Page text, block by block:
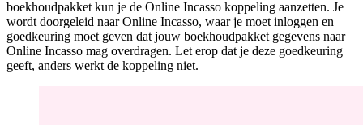
boekhoudpakket kun je de Online Incasso koppeling aanzetten. Je
wordt doorgeleid naar Online Incasso, waar je moet inloggen en
goedkeuring moet geven dat jouw boekhoudpakket gegevens naar
Online Incasso mag overdragen. Let erop dat je deze goedkeuring
geeft, anders werkt de koppeling niet.